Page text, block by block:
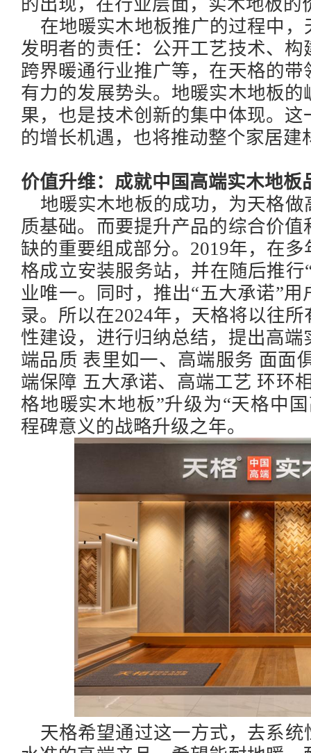
的出现，在行业层面，实木地板的
在地暖实木地板推广的过程中
发明者的责任：公开工艺技术、
跨界暖通行业推广等，在天格的
有力的发展势头。地暖实木地板
果，也是技术创新的集中体现。
的增长机遇，也将推动整个家居建
价值升维：成就中国高端实木地板
地暖实木地板的成功，为天格
质基础。而要提升产品的综合价
缺的重要组成部分。 2019年，在
格成立安装服务站，并在随后推
业唯一。同时，推出“五大承诺”
录。所以在2024年，天格将以往
性建设，进行归纳总结，提出高
端品质 表里如一、高端服务 面面
端保障 五大承诺、高端工艺 环环
格地暖实木地板”升级为“天格中
程碑意义的战略升级之年。
天格希望通过这一方式，去系